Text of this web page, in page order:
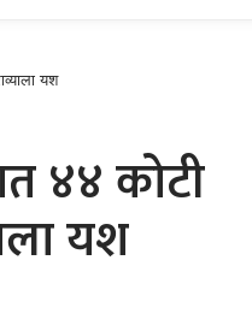
यश
४४ कोटी
यश